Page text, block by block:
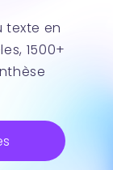
texte en
1500+